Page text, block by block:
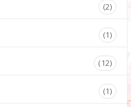
(2)
(1)
(12)
(1)